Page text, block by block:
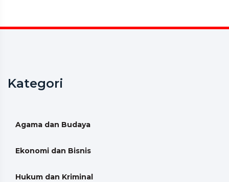
Kategori
Agama dan Budaya
Ekonomi dan Bisnis
Hukum dan Kriminal